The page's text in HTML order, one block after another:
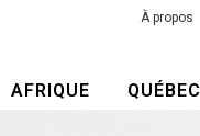
À propos
AFRIQUE QUÉBEC